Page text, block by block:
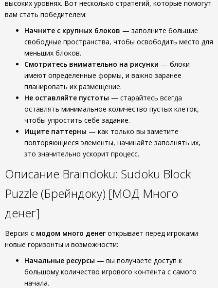
высоких уровнях. Вот несколько стратегий, которые помогут
вам стать победителем:
Начните с крупных блоков — заполните большие
свободные пространства, чтобы освободить место для
меньших блоков.
Смотритесь внимательно на рисунки — блоки
имеют определенные формы, и важно заранее
планировать их размещение.
Не оставляйте пустоты — старайтесь всегда
оставлять минимальное количество пустых клеток,
чтобы упростить себе задание.
Ищите паттерны — как только вы заметите
повторяющиеся элементы, начинайте заполнять их,
это значительно ускорит процесс.
Описание Braindoku: Sudoku Block
Puzzle (Брейндоку) [МОД Много
денег]
Версия с модом много денег открывает перед игроками
новые горизонты и возможности:
Начальные ресурсы — вы получаете доступ к
большому количество игрового контента с самого
начала.